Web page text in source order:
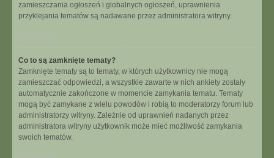
zamieszczania ogłoszeń i globalnych ogłoszeń, uprawnienia
przyklejania tematów są nadawane przez administratora witryny.
Co to są zamknięte tematy?
Zamknięte tematy są to tematy, w których użytkownicy nie mogą
zamieszczać odpowiedzi, a wszystkie zawarte w nich ankiety zostały
automatycznie zakończone w momencie zamykania tematu. Tematy
mogą być zamykane z wielu powodów i robią to moderatorzy forum lub
administratorzy witryny. Zależnie od uprawnień nadanych przez
administratora witryny użytkownik może mieć możliwość zamykania
swoich tematów.